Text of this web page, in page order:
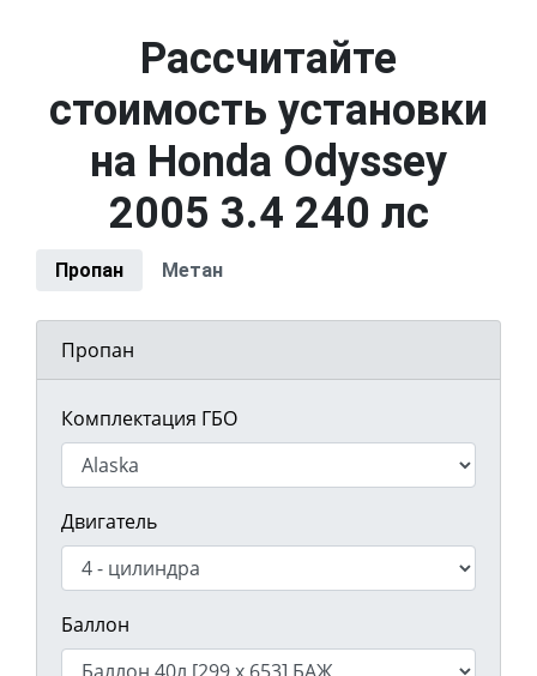
Рассчитайте
стоимость установки
на Honda Odyssey
2005 3.4 240 лс
Пропан Метан
Пропан
Комплектация ГБО
Двигатель
Баллон